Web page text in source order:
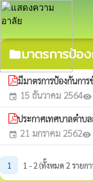
folderมาตรการป้อ
มีมาตรการป้องกันกา
event 15 ธันวาคม 2564visibility
ประกาศเทศบาลตำบ
event 21 มกราคม 2562visibility
1 1 - 2 (ทั้งหมด 2 รายกา